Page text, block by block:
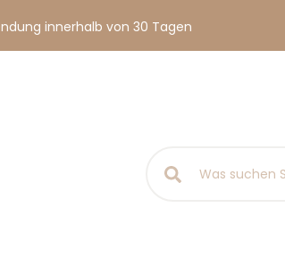
innerhalb von 30 Tagen